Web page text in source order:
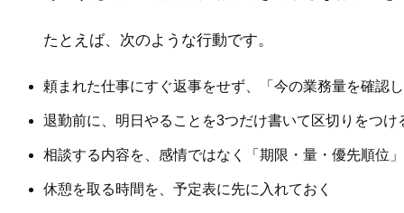
たとえば、次のような行動です。
頼まれた仕事にすぐ返事をせず、「今の業務量を確認
退勤前に、明日やることを3つだけ書いて区切りをつけ
相談する内容を、感情ではなく「期限・量・優先順位
休憩を取る時間を、予定表に先に入れておく